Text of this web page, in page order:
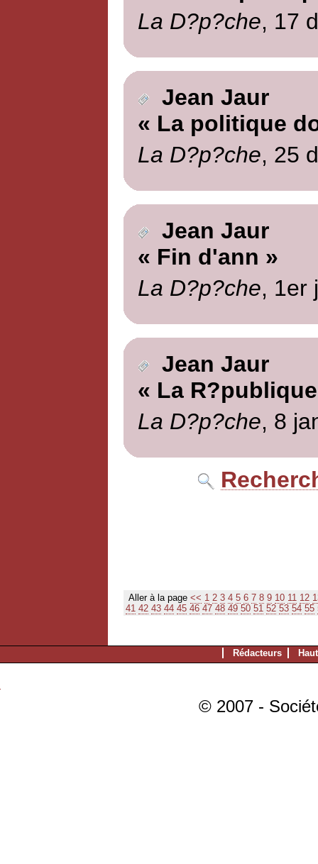
La D?p?che, 17
Jean Jaur
« La politique
La D?p?che, 25
Jean Jaur
« Fin d'ann »
La D?p?che, 1er
Jean Jaur
« La
La D?p?che, 8
Aller à la page << 1 2 3 4 5 6 7 8 9 10 11 12
41 42 43 44 45 46 47 48 49 50 51 52 53 54 55
Rédacteurs
© 2007 -